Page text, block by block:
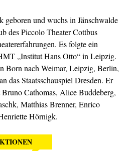
und wuchs in Jänschwalde
des Piccolo Theater Cottbus
Es folgte ein
„Institut Hans Otto“ in Leipzig.
Born nach Weimar, Leipzig, Berlin,
das Staatsschauspiel Dresden. Er
Cathomas, Alice Buddeberg,
Matthias Brenner, Enrico
Hörnigk.